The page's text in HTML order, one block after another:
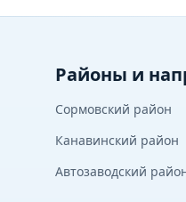
Районы и
Сормовский район
Канавинский район
Автозаводский